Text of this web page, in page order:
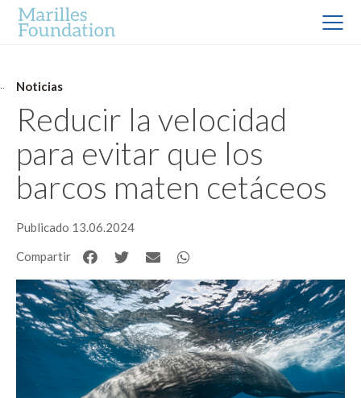
Noticias
Reducir la velocidad
para evitar que los
barcos maten cetáceos
Publicado 13.06.2024
Compartir